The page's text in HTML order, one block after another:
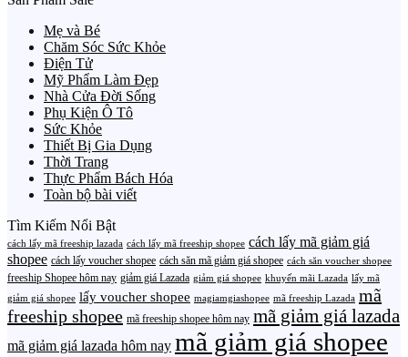
Mẹ và Bé
Chăm Sóc Sức Khỏe
Điện Tử
Mỹ Phẩm Làm Đẹp
Nhà Cửa Đời Sống
Phụ Kiện Ô Tô
Sức Khỏe
Thiết Bị Gia Dụng
Thời Trang
Thực Phẩm Bách Hóa
Toàn bộ bài viết
Tìm Kiếm Nổi Bật
cách lấy mã freeship lazada cách lấy mã freeship shopee cách lấy mã giảm giá
shopee cách lấy voucher shopee cách săn mã giảm giá shopee cách săn voucher shopee
freeship Shopee hôm nay giảm giá Lazada giảm giá shopee khuyến mãi Lazada lấy mã
giảm giá shopee lấy voucher shopee magiamgiashopee mã freeship Lazada mã
freeship shopee mã freeship shopee hôm nay mã giảm giá lazada
mã giảm giá lazada hôm nay mã giảm giá shopee